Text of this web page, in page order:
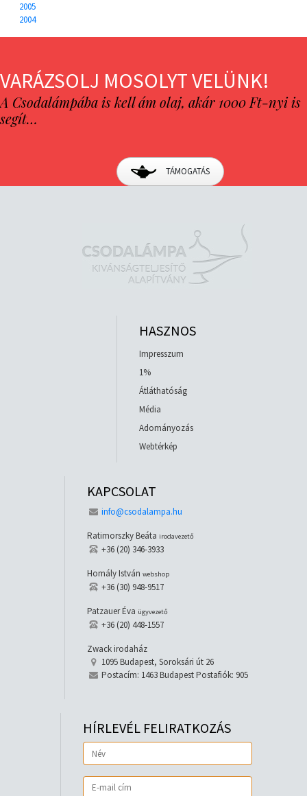
2005
2004
VARÁZSOLJ MOSOLYT VELÜNK!
A Csodalámpába is kell ám olaj, akár 1000 Ft-nyi is
segít…
TÁMOGATÁS
HASZNOS
Impresszum
1%
Átláthatóság
Média
Adományozás
Webtérkép
KAPCSOLAT
info@csodalampa.hu
Ratimorszky Beáta irodavezető
+36 (20) 346-3933
Homály István webshop
+36 (30) 948-9517
Patzauer Éva ügyvezető
+36 (20) 448-1557
Zwack irodaház
1095 Budapest, Soroksári út 26
Postacím: 1463 Budapest Postafiók: 905
HÍRLEVÉL FELIRATKOZÁS